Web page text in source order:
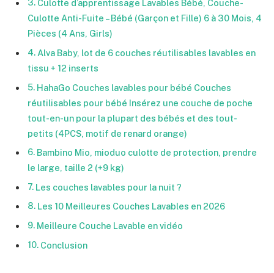
Culotte d’apprentissage Lavables Bébé, Couche-
Culotte Anti-Fuite – Bébé (Garçon et Fille) 6 à 30 Mois, 4
Pièces (4 Ans, Girls)
Alva Baby, lot de 6 couches réutilisables lavables en
tissu + 12 inserts
HahaGo Couches lavables pour bébé Couches
réutilisables pour bébé Insérez une couche de poche
tout-en-un pour la plupart des bébés et des tout-
petits (4PCS, motif de renard orange)
Bambino Mio, mioduo culotte de protection, prendre
le large, taille 2 (+9 kg)
Les couches lavables pour la nuit ?
Les 10 Meilleures Couches Lavables en 2026
Meilleure Couche Lavable en vidéo
Conclusion